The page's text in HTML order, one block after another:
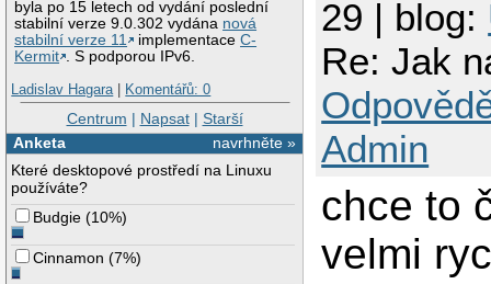
byla po 15 letech od vydání poslední
stabilní verze 9.0.302 vydána nová
stabilní verze 11
implementaceC-
Kermit . S podporou IPv6.
Ladislav Hagara| Komentářů: 0
Centrum | Napsat| Starší
navrhněte »
Anketa
Které desktopové prostředí na Linuxu
používáte?
Budgie (10%)
Cinnamon (7%)
29 | blog:
Re: Jak
Admin
chce to
velmi